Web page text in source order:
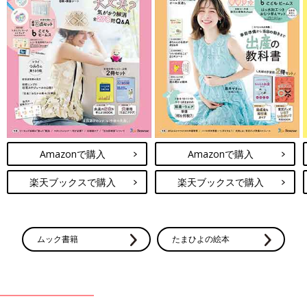
Amazonで見る
前の話
真空断熱食洗機可の
水筒（UMA)【御手洗
直子のコマダム日記
＃162】
次の話
チケ取り中にカードが
ロックされるとこうな
る【御手洗直子のコマ
ダム日記 ＃164】
Amazonで購入
楽天ブックスで購入
Amazonで購入
楽天ブックスで購入
ムック書籍 たまひよの絵本